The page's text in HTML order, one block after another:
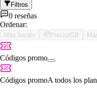
Filtros
0 reseñas
Ordenar:
Más barato Precio/GB
Códigos promo
Códigos promoA todos los